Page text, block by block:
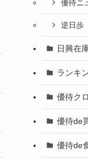
優待ニ
逆日歩
日興在
ランキ
優待ク
優待de
優待de